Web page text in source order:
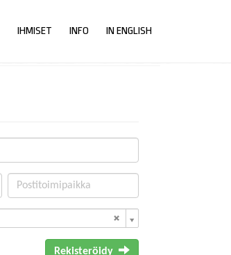
IHMISET INFO IN ENGLISH
Rekisteröidy